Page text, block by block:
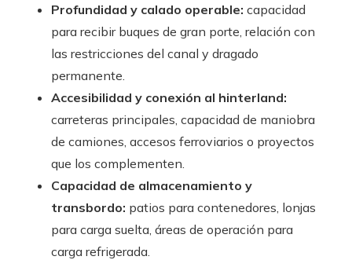
Profundidad y calado operable: capacidad
para recibir buques de gran porte, relación con
las restricciones del canal y dragado
permanente.
Accesibilidad y conexión al hinterland:
carreteras principales, capacidad de maniobra
de camiones, accesos ferroviarios o proyectos
que los complementen.
Capacidad de almacenamiento y
transbordo: patios para contenedores, lonjas
para carga suelta, áreas de operación para
carga refrigerada.